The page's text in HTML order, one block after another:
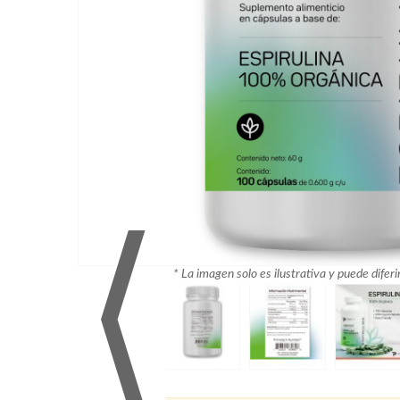
* La imagen solo es ilustrativa y puede
⟨